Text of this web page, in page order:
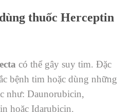
thuốc Herceptin
có thể gây suy tim. Đặc
bệnh tim hoặc dùng những
như: Daunorubicin,
hoặc Idarubicin.